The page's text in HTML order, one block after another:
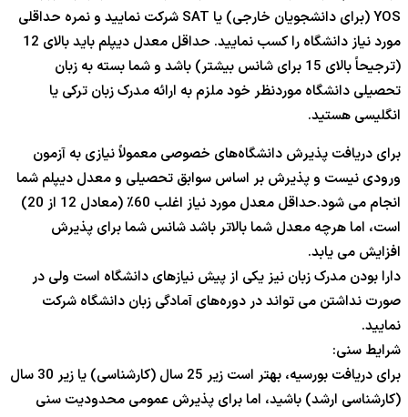
YOS (برای دانشجویان خارجی) یا SAT شرکت نمایید و نمره حداقلی
مورد نیاز دانشگاه را کسب نمایید. حداقل معدل دیپلم باید بالای 12
(ترجیحاً بالای 15 برای شانس بیشتر) باشد و شما بسته به زبان
تحصیلی دانشگاه موردنظر خود ملزم به ارائه مدرک زبان ترکی یا
انگلیسی هستید.
برای دریافت پذیرش دانشگاه‌های خصوصی معمولاً نیازی به آزمون
ورودی نیست و پذیرش بر اساس سوابق تحصیلی و معدل دیپلم شما
انجام می شود.حداقل معدل مورد نیاز اغلب 60٪ (معادل 12 از 20)
است، اما هرچه معدل شما بالاتر باشد شانس شما برای پذیرش
افزایش می یابد.
دارا بودن مدرک زبان نیز یکی از پیش نیازهای دانشگاه است ولی در
صورت نداشتن می تواند در دوره‌های آمادگی زبان دانشگاه شرکت
نمایید.
شرایط سنی:
برای دریافت بورسیه، بهتر است زیر 25 سال (کارشناسی) یا زیر 30 سال
(کارشناسی ارشد) باشید، اما برای پذیرش عمومی محدودیت سنی